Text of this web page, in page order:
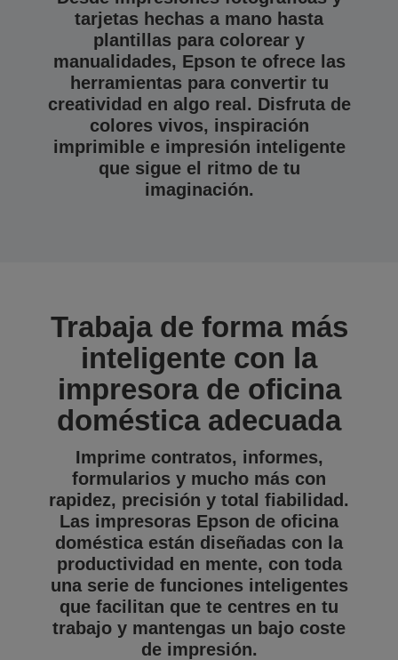
tarjetas hechas a mano hasta
plantillas para colorear y
manualidades, Epson te ofrece las
herramientas para convertir tu
creatividad en algo real. Disfruta de
colores vivos, inspiración
imprimible e impresión inteligente
que sigue el ritmo de tu
imaginación.
Trabaja de forma más
inteligente con la
impresora de oficina
doméstica adecuada
Imprime contratos, informes,
formularios y mucho más con
rapidez, precisión y total fiabilidad.
Las impresoras Epson de oficina
doméstica están diseñadas con la
productividad en mente, con toda
una serie de funciones inteligentes
que facilitan que te centres en tu
trabajo y mantengas un bajo coste
de impresión.